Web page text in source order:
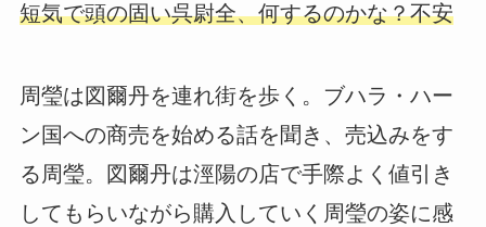
短気で頭の固い呉尉全、何するのかな？不安
周瑩は図爾丹を連れ街を歩く。ブハラ・ハー
ン国への商売を始める話を聞き、売込みをす
る周瑩。図爾丹は涇陽の店で手際よく値引き
してもらいながら購入していく周瑩の姿に感